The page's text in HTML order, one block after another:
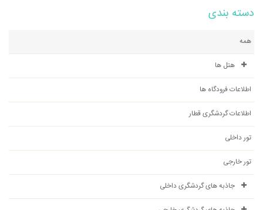
دسته بندی
همه
هتل ها
اطلاعات فرودگاه ها
اطلاعات گردشگری قطار
تور داخلی
تور خارجی
جاذبه های گردشگری داخلی